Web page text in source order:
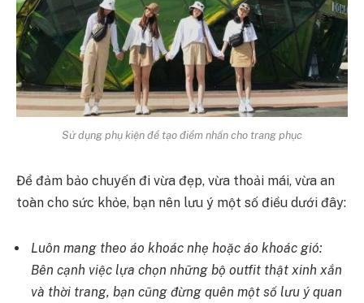
Sử dụng phụ kiện để tạo điểm nhấn cho trang phục
Để đảm bảo chuyến đi vừa đẹp, vừa thoải mái, vừa an
toàn cho sức khỏe, bạn nên lưu ý một số điều dưới đây:
Luôn mang theo áo khoác nhẹ hoặc áo khoác gió:
Bên cạnh việc lựa chọn những bộ outfit thật xinh xắn
và thời trang, bạn cũng đừng quên một số lưu ý quan